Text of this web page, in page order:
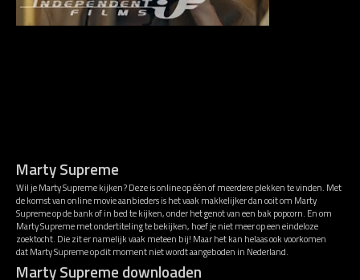
Marty Supreme
Wil je Marty Supreme kijken? Deze is online op één of meerdere plekken te vinden. Met
de komst van online movie aanbieders is het vaak makkelijker dan ooit om Marty
Supreme op de bank of in bed te kijken, onder het genot van een bak popcorn. En om
Marty Supreme met ondertiteling te bekijken, hoef je niet meer op een eindeloze
zoektocht. Die zit er namelijk vaak meteen bij! Maar het kan helaas ook voorkomen
dat Marty Supreme op dit moment niet wordt aangeboden in Nederland.
Marty Supreme downloaden